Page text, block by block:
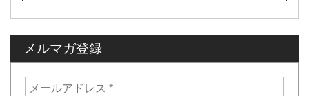
メルマガ登録